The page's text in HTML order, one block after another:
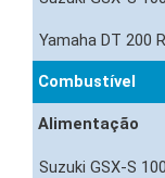
Combustível
Alimentação